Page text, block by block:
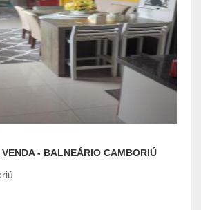
- BALNEÁRIO CAMBORIÚ